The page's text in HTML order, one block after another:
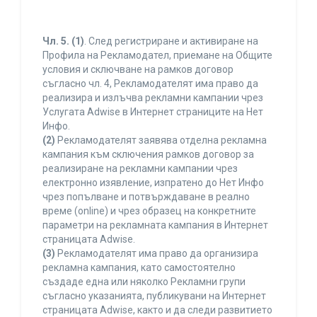
Чл. 5. (1). След регистриране и активиране на
Профила на Рекламодател, приемане на Общите
условия и сключване на рамков договор
съгласно чл. 4, Рекламодателят има право да
реализира и излъчва рекламни кампании чрез
Услугата Adwise в Интернет страниците на Нет
Инфо.
(2) Рекламодателят заявява отделна рекламна
кампания към сключения рамков договор за
реализиране на рекламни кампании чрез
електронно изявление, изпратено до Нет Инфо
чрез попълване и потвърждаване в реално
време (online) и чрез образец на конкретните
параметри на рекламната кампания в Интернет
страницата Adwise.
(3) Рекламодателят има право да организира
рекламна кампания, като самостоятелно
създаде една или няколко Рекламни групи
съгласно указанията, публикувани на Интернет
страницата Adwise, както и да следи развитието